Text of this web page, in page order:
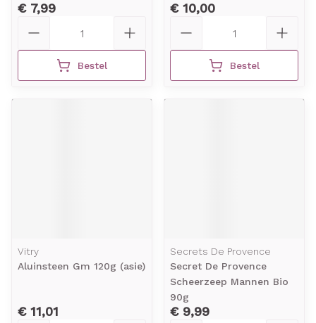
€ 7,99
Bestel
€ 10,00
Bestel
Vitry
Aluinsteen Gm 120g (asie)
€ 11,01
Secrets De Provence
Secret De Provence
Scheerzeep Mannen Bio
90g
€ 9,99